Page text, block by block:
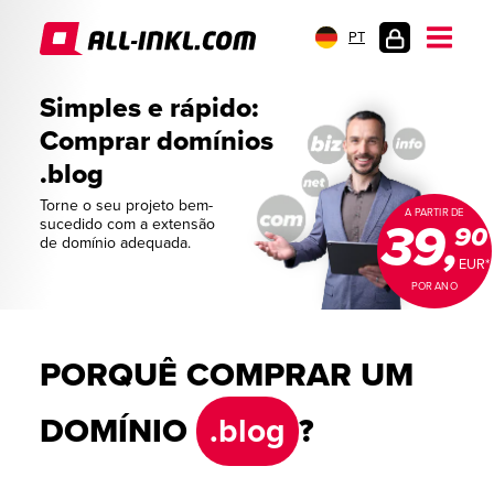
PT
CLIENTE
Simples e rápido:
Comprar domínios
.blog
Torne o seu projeto bem-
sucedido com a extensão
de domínio adequada.
A PARTIR DE
39,EUR*
90
POR ANO
PORQUÊ COMPRAR UM
DOMÍNIO .blog ?